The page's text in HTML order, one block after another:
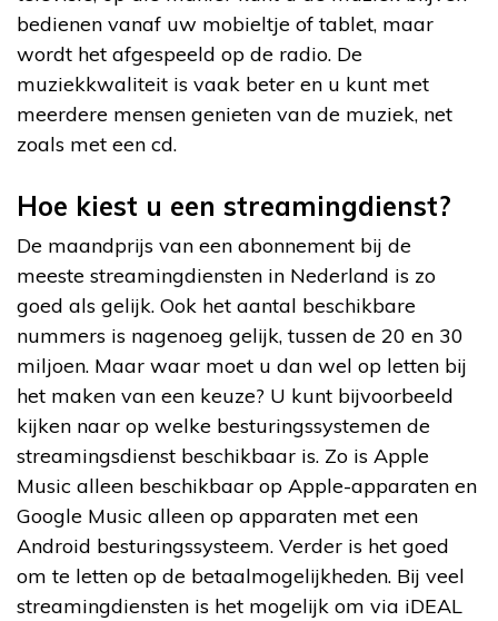
bedienen vanaf uw mobieltje of tablet, maar
wordt het afgespeeld op de radio. De
muziekkwaliteit is vaak beter en u kunt met
meerdere mensen genieten van de muziek, net
zoals met een cd.
Hoe kiest u een streamingdienst?
De maandprijs van een abonnement bij de
meeste streamingdiensten in Nederland is zo
goed als gelijk. Ook het aantal beschikbare
nummers is nagenoeg gelijk, tussen de 20 en 30
miljoen. Maar waar moet u dan wel op letten bij
het maken van een keuze? U kunt bijvoorbeeld
kijken naar op welke besturingssystemen de
streamingsdienst beschikbaar is. Zo is Apple
Music alleen beschikbaar op Apple-apparaten en
Google Music alleen op apparaten met een
Android besturingssysteem. Verder is het goed
om te letten op de betaalmogelijkheden. Bij veel
streamingdiensten is het mogelijk om via iDEAL